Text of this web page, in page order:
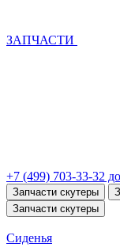
ЗАПЧАСТИ
+7 (499) 703-33-32
Запчасти скутеры
Запчасти скутеры
Сиденья